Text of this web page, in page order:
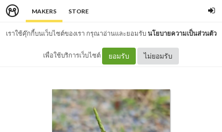
MAKERS STORE
เราใช้คุ๊กกี้บนเว็บไซต์ของเรา กรุณาอ่านและยอมรับนโยบายความเป็นส่วนตัว
เพื่อใช้บริการเว็บไซต์ ยอมรับ ไม่ยอมรับ